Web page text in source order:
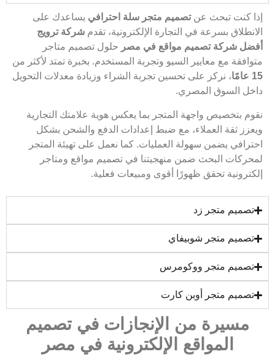
تبحث عنتصميم متجر سلة احترافييساعدك على
بسرعة في التجارة الإلكترونية، تقدمشركة ترويج
تصميم مواقع في مصرحلول تصميم متاجر
معايير السيو وتجربة المستخدم. بخبرة تمتد لأكثر من
نركز على تحسين تجربة الشراء وزيادة معدلات التحويل
المصري.
واجهة المتجر بما يعكس هوية علامتك التجارية
العملاء، مع ضبط إعدادات الدفع والشحن بشكل
سهولة العمليات. كما نعمل على تهيئة المتجر
البحث ضمن منهجيتنا في تصميم مواقع ومتاجر
تحقق ظهورًا أقوى ومبيعات فعلية.
زد
شوبيفاي
متجر ووكومرس
أوبن كارت
من الإنجازات في تصميم
الإلكترونية في مصر